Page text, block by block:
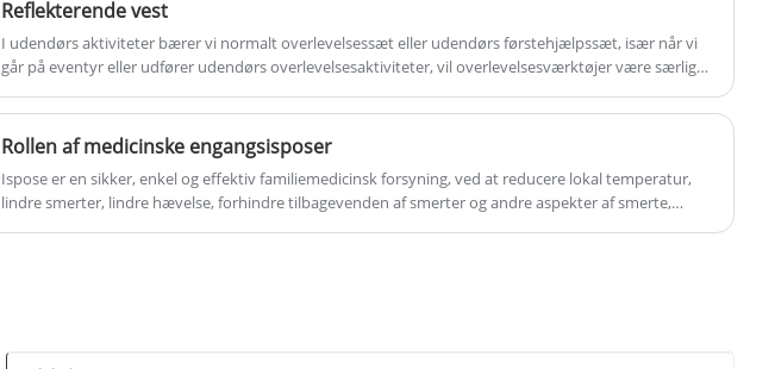
Taskefarve: Sort eller tilpasning
Prøve: Forberedt inden for 5 dage
Logoudskrivning: Støt tilpasning
ansvar. Afslutningsvis er det ekstremt vigtigt at mestre voksen HLR, da det redder liv, giver håb og
afspejler vores ansvar.
Reflekterende vest
I udendørs aktiviteter bærer vi normalt overlevelsessæt eller udendørs førstehjælpssæt, især når vi
går på eventyr eller udfører udendørs overlevelsesaktiviteter, vil overlevelsesværktøjer være særlig
Rollen af ​​medicinske engangsisposer
Ispose er en sikker, enkel og effektiv familiemedicinsk forsyning, ved at reducere lokal temperatur,
lindre smerter, lindre hævelse, forhindre tilbagevenden af ​​smerter og andre aspekter af smerte,